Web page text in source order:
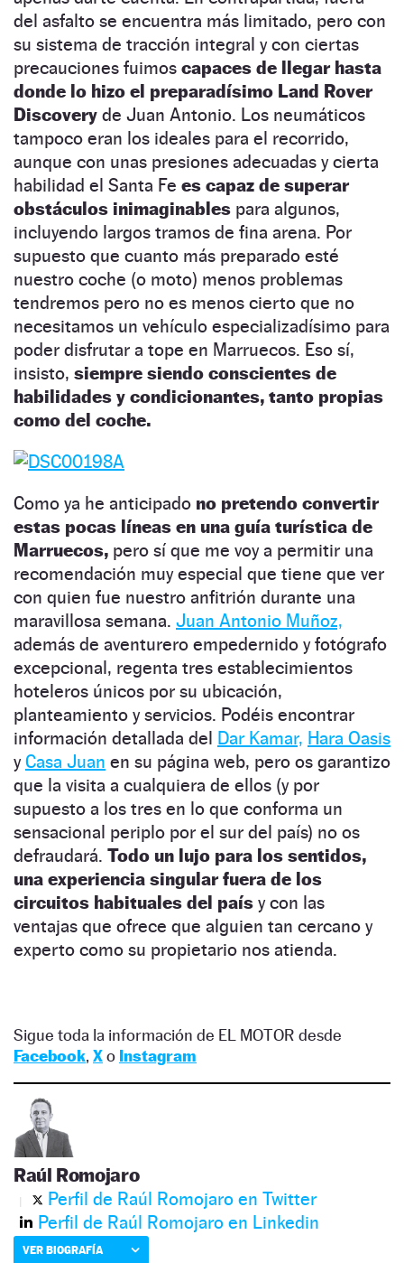
del asfalto se encuentra más limitado, pero con
su sistema de tracción integral y con ciertas
precauciones fuimos capaces de llegar hasta
donde lo hizo el preparadísimo Land Rover
Discovery de Juan Antonio. Los neumáticos
tampoco eran los ideales para el recorrido,
aunque con unas presiones adecuadas y cierta
habilidad el Santa Fe es capaz de superar
obstáculos inimaginables para algunos,
incluyendo largos tramos de fina arena. Por
supuesto que cuanto más preparado esté
nuestro coche (o moto) menos problemas
tendremos pero no es menos cierto que no
necesitamos un vehículo especializadísimo para
poder disfrutar a tope en Marruecos. Eso sí,
insisto, siempre siendo conscientes de
habilidades y condicionantes, tanto propias
como del coche.
Como ya he anticipado no pretendo convertir
estas pocas líneas en una guía turística de
Marruecos, pero sí que me voy a permitir una
recomendación muy especial que tiene que ver
con quien fue nuestro anfitrión durante una
maravillosa semana. Juan Antonio Muñoz,
además de aventurero empedernido y fotógrafo
excepcional, regenta tres establecimientos
hoteleros únicos por su ubicación,
planteamiento y servicios. Podéis encontrar
información detallada del Dar Kamar, Hara Oasis
yCasa Juan en su página web, pero os garantizo
que la visita a cualquiera de ellos (y por
supuesto a los tres en lo que conforma un
sensacional periplo por el sur del país) no os
defraudará. Todo un lujo para los sentidos,
una experiencia singular fuera de los
circuitos habituales del país y con las
ventajas que ofrece que alguien tan cercano y
experto como su propietario nos atienda.
Sigue toda la información de EL MOTOR desde
Facebook, Xo Instagram
Raúl Romojaro
Perfil de Raúl Romojaro en Twitter
Perfil de Raúl Romojaro en Linkedin
VER BIOGRAFÍA